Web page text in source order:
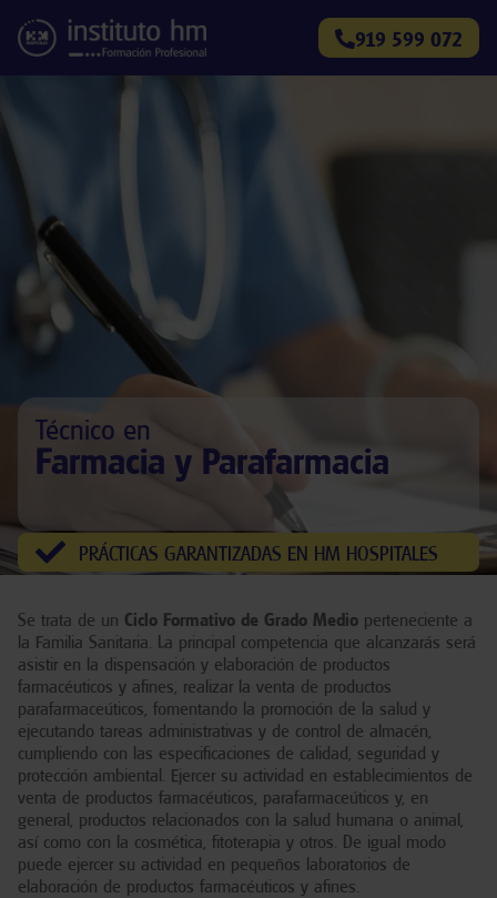
919 599 072
Técnico en
Farmacia y Parafarmacia
PRÁCTICAS GARANTIZADAS EN HM HOSPITALES
Se trata de un Ciclo Formativo de Grado Medio perteneciente a
la Familia Sanitaria. La principal competencia que alcanzarás será
asistir en la dispensación y elaboración de productos
farmacéuticos y afines, realizar la venta de productos
parafarmaceúticos, fomentando la promoción de la salud y
ejecutando tareas administrativas y de control de almacén,
cumpliendo con las especificaciones de calidad, seguridad y
protección ambiental. Ejercer su actividad en establecimientos de
venta de productos farmacéuticos, parafarmaceúticos y, en
general, productos relacionados con la salud humana o animal,
así como con la cosmética, fitoterapia y otros. De igual modo
puede ejercer su actividad en pequeños laboratorios de ​
elaboración de productos farmacéuticos y afines.